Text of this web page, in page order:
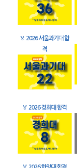
🏅 2026 서울과기대 합
격
🏅 2026 경희대 합격